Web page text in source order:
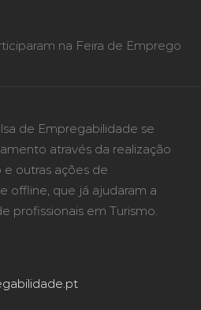
na Feira de Emprego
de Empregabilidade se
através da realização
outras ações de
offline, que já ajudaram a
profissionais em Turismo.